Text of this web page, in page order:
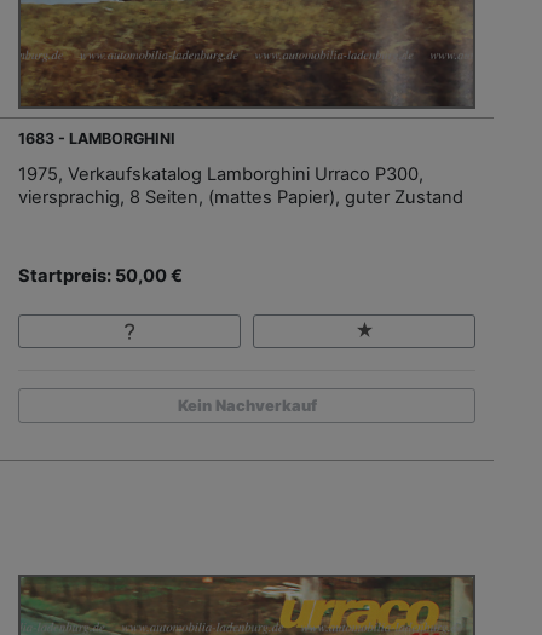
1683 - LAMBORGHINI
1975, Verkaufskatalog Lamborghini Urraco P300,
viersprachig, 8 Seiten, (mattes Papier), guter Zustand
Startpreis: 50,00 €
Kein Nachverkauf